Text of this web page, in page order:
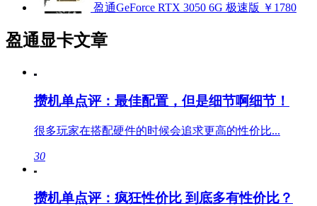
盈通GeForce RTX 3050 6G 极速版 ￥1780
盈通显卡文章
攒机单点评：最佳配置，但是细节啊细节！
很多玩家在搭配硬件的时候会追求更高的性价比...
30
攒机单点评：疯狂性价比 到底多有性价比？